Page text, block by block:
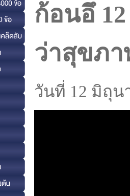
ก้อนอึ
ว่าสุขภา
วันที่ 12 มิถุน